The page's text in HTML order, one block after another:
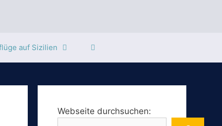
auf Sizilien
Webseite durchsuchen: